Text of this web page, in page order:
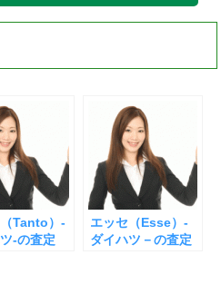
Tanto）-
-の査定
エッセ（Esse）-
ダイハツ－の査定